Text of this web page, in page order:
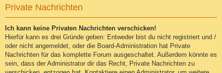
Private Nachrichten
Ich kann keine Privaten Nachrichten verschicken!
Hierfür kann es drei Gründe geben: Entweder bist du nicht registriert und /
oder nicht angemeldet, oder die Board-Administration hat Private
Nachrichten für das komplette Forum ausgeschaltet. Außerdem könnte es
sein, dass der Administrator dir das Recht, Private Nachrichten zu